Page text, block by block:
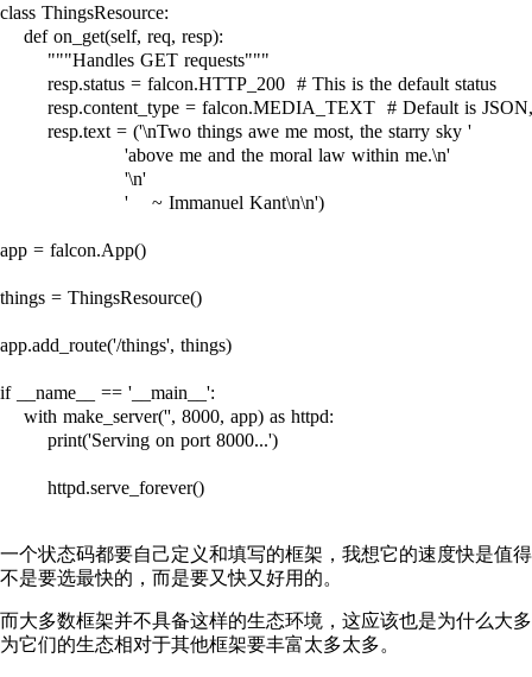
class ThingsResource:
    def on_get(self, req, resp):
        """Handles GET requests"""
        resp.status = falcon.HTTP_200  # This is the default status
resp.content_type = falcon.MEDIA_TEXT  # Default is JSON,
        resp.text = ('\nTwo things awe me most, the starry sky '
                     'above me and the moral law within me.\n'
                     '\n'
                     '    ~ Immanuel Kant\n\n')
app = falcon.App()
things = ThingsResource()
app.add_route('/things', things)
if __name__ == '__main__':
    with make_server('', 8000, app) as httpd:
        print('Serving on port 8000...')
        httpd.serve_forever()
一个状态码都要自己定义和填写的框架，我想它的速度快是值
不是要选最快的，而是要又快又好用的。
而大多数框架并不具备这样的生态环境，这应该也是为什么大
为它们的生态相对于其他框架要丰富太多太多。